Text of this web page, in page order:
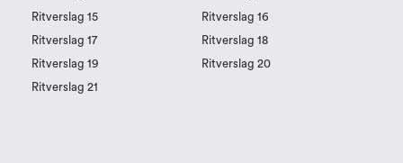
Ritverslag 15
Ritverslag 16
Ritverslag 17
Ritverslag 18
Ritverslag 19
Ritverslag 20
Ritverslag 21